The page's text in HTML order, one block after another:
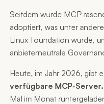
Seitdem wurde MCP
adoptiert, was unter
Linux Foundation wurde,
anbieterneutrale
Heute, im Jahr 2026, gibt
verfügbare MCP-Server.
Mal im Monat